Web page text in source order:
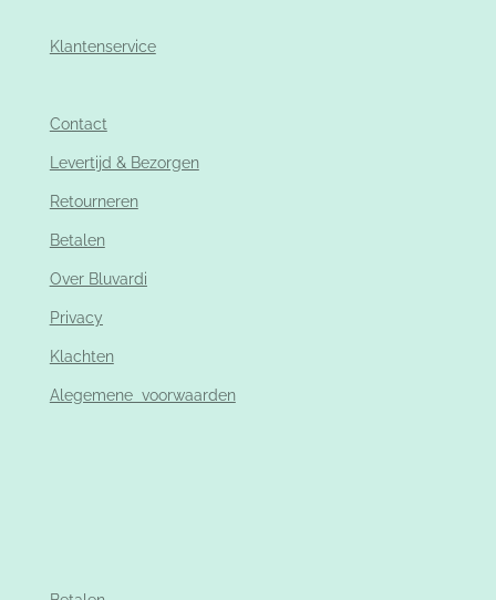
Klantenservice
Contact
Levertijd & Bezorgen
Retourneren
Betalen
Over Bluvardi
Privacy
Klachten
Alegemene voorwaarden